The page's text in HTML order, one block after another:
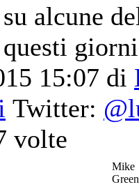
alcune
15:07 di
Twitter:
volte
Mike
Green